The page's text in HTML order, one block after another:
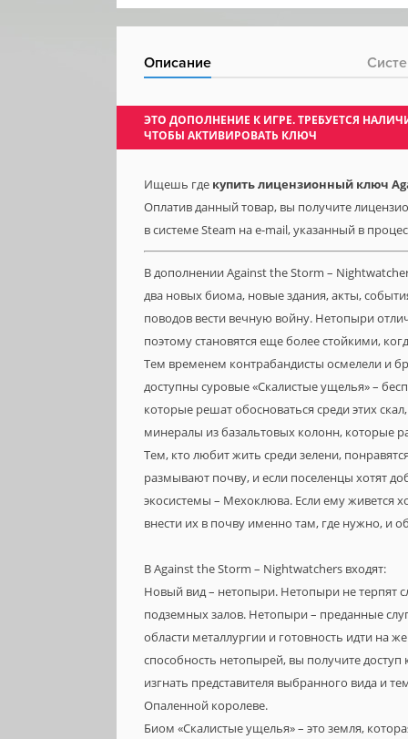
Описание
ЭТО ДОПОЛНЕНИЕ К ИГРЕ. ТРЕБУЕТСЯ
ЧТОБЫ АКТИВИРОВАТЬ КЛЮЧ
Ищешь где купить лицензионный ключ
Оплатив данный товар, вы получите
в системе Steam на e-mail, указанный в
В дополнении Against the Storm –
два новых биома, новые здания, акты,
поводов вести вечную войну. Нетопыри
поэтому становятся еще более стойкими,
Тем временем контрабандисты осмелели и
доступны суровые «Скалистые ущелья» –
которые решат обосноваться среди этих
минералы из базальтовых колонн, которые
Тем, кто любит жить среди зелени,
размывают почву, и если поселенцы хотят
экосистемы – Мехоклюва. Если ему живется
внести их в почву именно там, где нужно, и
В Against the Storm – Nightwatchers входят:
Новый вид – нетопыри. Нетопыри не терпят
подземных залов. Нетопыри – преданные
области металлургии и готовность идти на
способность нетопырей, вы получите доступ
изгнать представителя выбранного вида и
Опаленной королеве.
Биом «Скалистые ущелья» – это земля,